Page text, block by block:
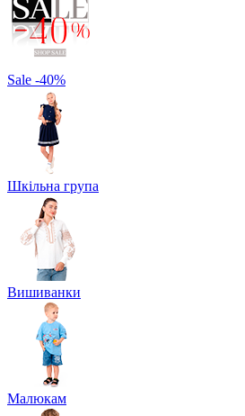
Sale -40%
Шкільна група
Вишиванки
Малюкам